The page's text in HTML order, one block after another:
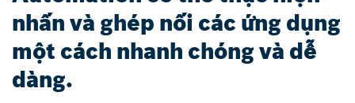
nhấn và ghép nối các ứng dụng
một cách nhanh chóng và dễ
dàng.